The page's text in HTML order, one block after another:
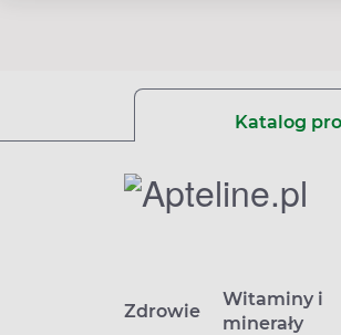
Katalog
Zdrowie
Witaminy i
minerały